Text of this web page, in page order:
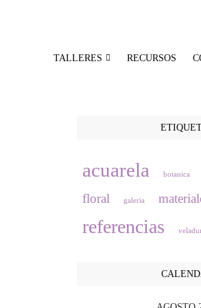
TALLERES RECURSOS
acuarela botanica
floral
galeria
referencias